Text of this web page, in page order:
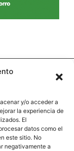
y/o acceder a
la experiencia de
El
datos como el
este sitio. No
negativamente a